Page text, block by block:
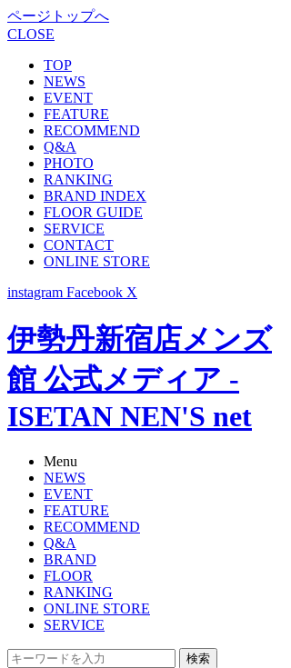
ページトップへ
CLOSE
TOP
NEWS
EVENT
FEATURE
RECOMMEND
Q&A
PHOTO
RANKING
BRAND INDEX
FLOOR GUIDE
SERVICE
CONTACT
ONLINE STORE
instagram Facebook X
伊勢丹新宿店メンズ
館 公式メディア -
ISETAN NEN'S net
Menu
NEWS
EVENT
FEATURE
RECOMMEND
Q&A
BRAND
FLOOR
RANKING
ONLINE STORE
SERVICE
検索